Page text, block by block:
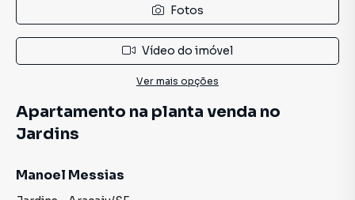
Fotos
Vídeo do imóvel
Ver mais opções
Apartamento na planta venda no
Jardins
Manoel Messias